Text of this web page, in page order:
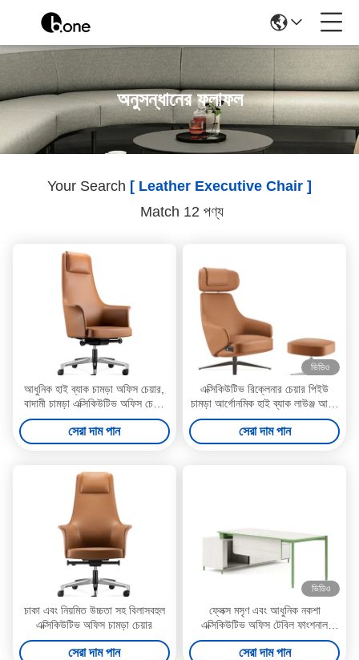
অনুসন্ধানের ফলাফল
Your Search [ Leather Executive Chair ]
Match 12 পণ্য
আধুনিক হাই ব্যাক চামড়া অফিস চেয়ার,
বাদামী চামড়া এক্সিকিউটিভ অফিস চেয়ার
360 ডিগ্রী
সেরা দাম পান
ভিডিও
এক্সিকিউটিভ রিক্লেনার চেয়ার পিইউ
চামড়া আর্গোনমিক হাই ব্যাক লাউঞ্জ আসন
DOHA
সেরা দাম পান
চাকা এবং নিয়মিত উচ্চতা সহ বিলাসবহুল
এক্সিকিউটিভ অফিস চামড়া চেয়ার
সেরা দাম পান
ভিডিও
ফ্লেক্স মসৃণ এবং আধুনিক নকশা
এক্সিকিউটিভ অফিস টেবিল ফাংশনাল
অফিস ম্যানেজার ডেস্ক
সেরা দাম পান